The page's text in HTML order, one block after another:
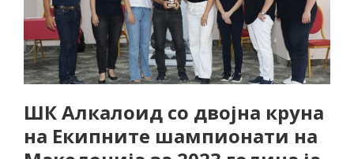
ШК Алкалоид со двојна круна
на Екипните шампионати на